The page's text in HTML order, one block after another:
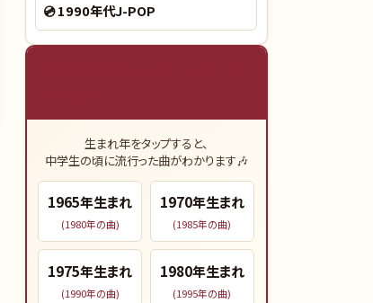
💿1990年代J-POP
生まれ年をタップすると、
中学生の頃に流行った曲がわかります🎶
1965年生まれ
(1980年の曲)
1970年生まれ
(1985年の曲)
1975年生まれ
(1990年の曲)
1980年生まれ
(1995年の曲)